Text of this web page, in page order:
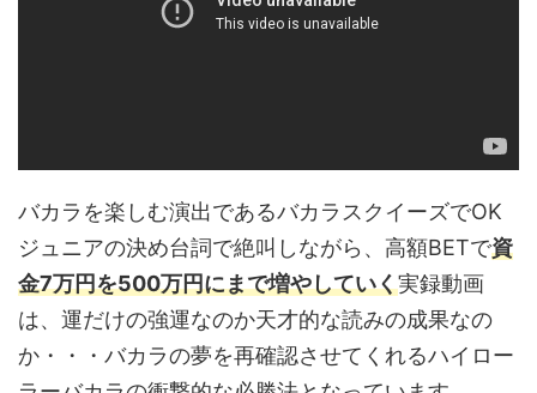
バカラを楽しむ演出であるバカラスクイーズでOK
ジュニアの決め台詞で絶叫しながら、高額BETで資
金7万円を500万円にまで増やしていく実録動画
は、運だけの強運なのか天才的な読みの成果なの
か・・・バカラの夢を再確認させてくれるハイロー